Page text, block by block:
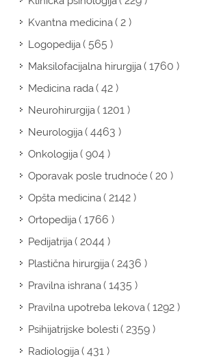
Kvantna medicina( 2 )
Logopedija( 565 )
Maksilofacijalna hirurgija( 1760 )
Medicina rada( 42 )
Neurohirurgija( 1201 )
Neurologija( 4463 )
Onkologija( 904 )
Oporavak posle trudnoće( 20 )
Opšta medicina( 2142 )
Ortopedija( 1766 )
Pedijatrija( 2044 )
Plastična hirurgija( 2436 )
Pravilna ishrana( 1435 )
Pravilna upotreba lekova( 1292 )
Psihijatrijske bolesti( 2359 )
Radiologija( 431 )